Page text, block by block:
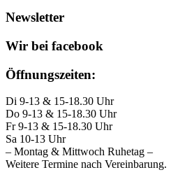
Newsletter
Wir bei facebook
Öffnungszeiten:
Di 9-13 & 15-18.30 Uhr
Do 9-13 & 15-18.30 Uhr
Fr 9-13 & 15-18.30 Uhr
Sa 10-13 Uhr
– Montag & Mittwoch Ruhetag –
Weitere Termine nach Vereinbarung.